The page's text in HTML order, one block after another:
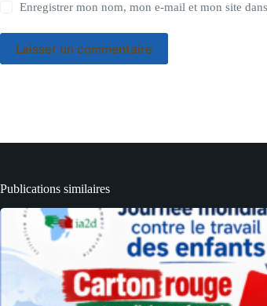
Enregistrer mon nom, mon e-mail et mon site
Laisser un commentaire
Publications similaires